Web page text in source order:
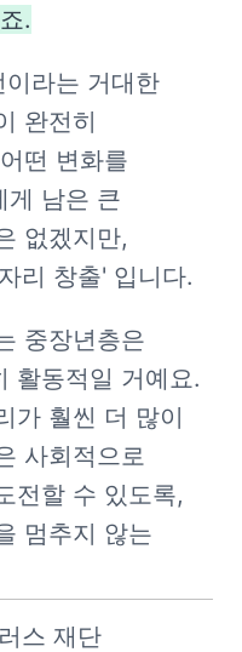
.
라는 거대한
완전히
떤 변화를
게 남은 큰
없겠지만,
리 창출' 입니다.
중장년층은
활동적일 거예요.
가 훨씬 더 많이
사회적으로
전할 수 있도록,
멈추지 않는